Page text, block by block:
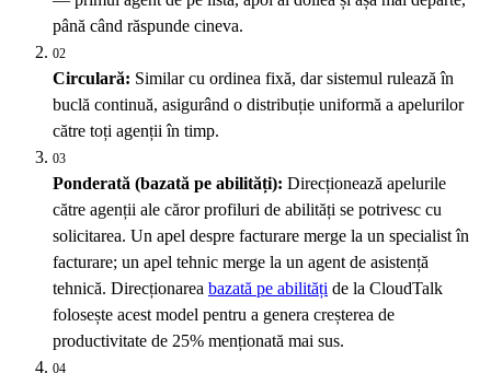
până când răspunde cineva.
02
Circulară: Similar cu ordinea fixă, dar sistemul rulează în
buclă continuă, asigurând o distribuție uniformă a apelurilor
către toți agenții în timp.
03
Ponderată (bazată pe abilități): Direcționează apelurile
către agenții ale căror profiluri de abilități se potrivesc cu
solicitarea. Un apel despre facturare merge la un specialist în
facturare; un apel tehnic merge la un agent de asistență
tehnică. Direcționarea bazată pe abilități de la CloudTalk
folosește acest model pentru a genera creșterea de
productivitate de 25% menționată mai sus.
04